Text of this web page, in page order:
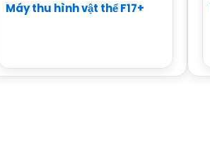
Máy thu hình vật thể F17+